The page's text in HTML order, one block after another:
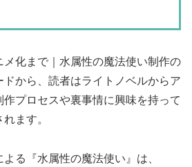
メ化まで｜水属性の魔法使い制作の
から、読者はライトノベルからア
プロセスや裏事情に興味を持って
ます。
る『水属性の魔法使い』は、